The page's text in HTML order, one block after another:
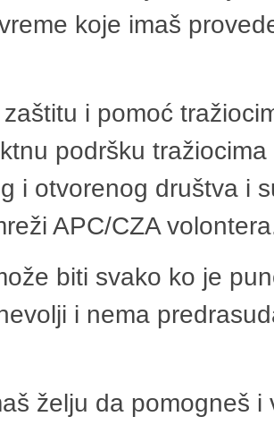
koje imaš
i pomoć
podršku
i otvorenog društva i
APC/CZA
biti svako ko je
i nema
želju da pomogneš